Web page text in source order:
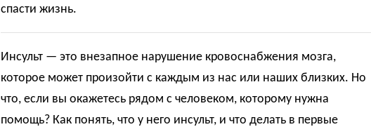
спасти жизнь.
Инсульт — это внезапное нарушение кровоснабжения мозга,
которое может произойти с каждым из нас или наших близких. Но
что, если вы окажетесь рядом с человеком, которому нужна
помощь? Как понять, что у него инсульт, и что делать в первые